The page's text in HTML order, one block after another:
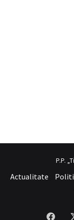
hayalini
P.P.
Actualitate